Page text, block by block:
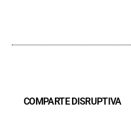
COMPARTE DISRUPTIVA